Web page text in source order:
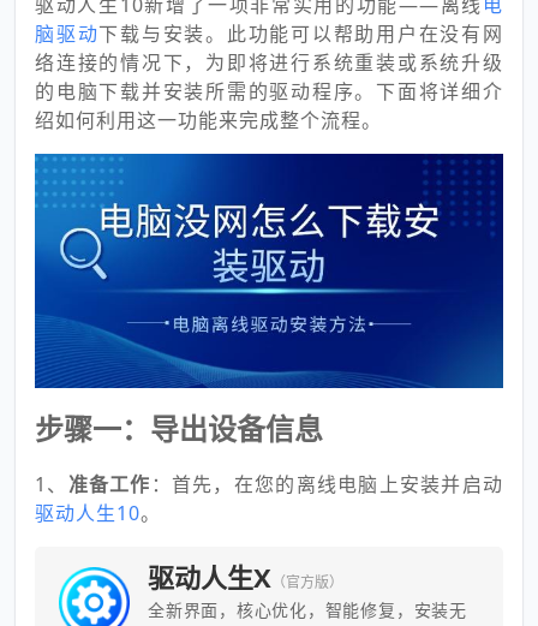
脑驱动下载与安装。此功能可以帮助用户在没有网
络连接的情况下，为即将进行系统重装或系统升级
的电脑下载并安装所需的驱动程序。下面将详细介
绍如何利用这一功能来完成整个流程。
步骤一：导出设备信息
1、 准备工作 ：首先，在您的离线电脑上安装并启动
驱动人生10。
驱动人生X （官方版）
全新界面，核心优化，智能修复，安装无